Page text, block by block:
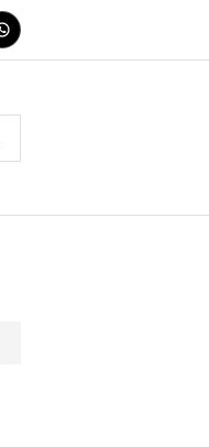
WhatsApp